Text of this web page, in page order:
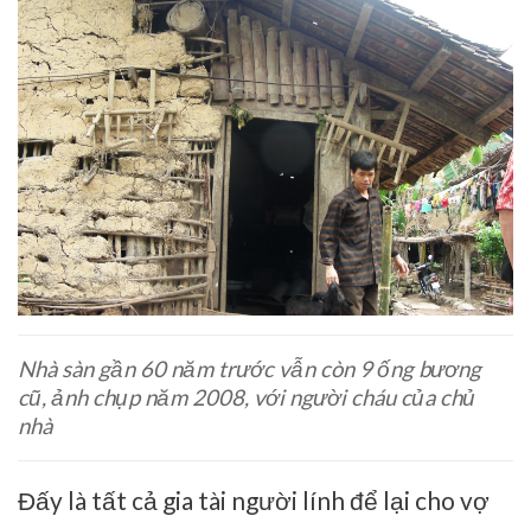
Nhà sàn gần 60 năm trước vẫn còn 9 ống bương
cũ, ảnh chụp năm 2008, với người cháu của chủ
nhà
Đấy là tất cả gia tài người lính để lại cho vợ